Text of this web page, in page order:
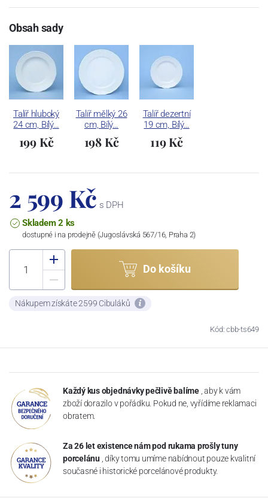
Obsah sady
Talíř hluboký
24 cm, Bílý…
199 Kč
Talíř mělký 26
cm, Bílý…
198 Kč
Talíř dezertní
19 cm, Bílý…
119 Kč
2 599 Kč s DPH
Skladem 2 ks
dostupné i na prodejně (Jugoslávská 567/16, Praha 2)
Do košíku
Nákupem získáte 2599 Cibuláků
Kód: cbb-ts649
Každý kus objednávky pečlivě balíme , aby k vám
zboží dorazilo v pořádku. Pokud ne, vyřídíme reklamaci
obratem.
Za 26 let existence nám pod rukama prošly tuny
porcelánu , díky tomu umíme nabídnout pouze kvalitní
současné i historické porcelánové produkty.